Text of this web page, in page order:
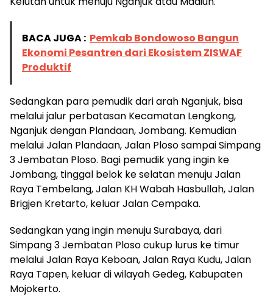
BACA JUGA : Pemkab Bondowoso Bangun
Ekonomi Pesantren dari Ekosistem ZISWAF
Produktif
Sedangkan para pemudik dari arah Nganjuk, bisa
melalui jalur perbatasan Kecamatan Lengkong,
Nganjuk dengan Plandaan, Jombang. Kemudian
melalui Jalan Plandaan, Jalan Ploso sampai Simpang
3 Jembatan Ploso. Bagi pemudik yang ingin ke
Jombang, tinggal belok ke selatan menuju Jalan
Raya Tembelang, Jalan KH Wabah Hasbullah, Jalan
Brigjen Kretarto, keluar Jalan Cempaka.
Sedangkan yang ingin menuju Surabaya, dari
Simpang 3 Jembatan Ploso cukup lurus ke timur
melalui Jalan Raya Keboan, Jalan Raya Kudu, Jalan
Raya Tapen, keluar di wilayah Gedeg, Kabupaten
Mojokerto.